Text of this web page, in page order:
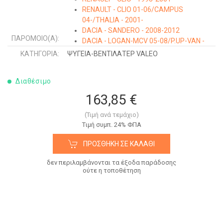
ΠΑΡΌΜΟΙΟ(Α):
RENAULT - CLIO 01-06/CAMPUS
04-/THALIA - 2001-
DACIA - SANDERO - 2008-2012
DACIA - LOGAN-MCV 05-08/P.UP-VAN -
2009-2012
DACIA - LOGAN-MCV - 2008-2012
ΚΑΤΗΓΟΡΊΑ: ΨΥΓΕΙΑ-ΒΕΝΤΙΛΑΤΕΡ VALEO
Διαθέσιμο
163,85 €
(Τιμή ανά τεμάχιο)
Tιμή συμπ. 24% ΦΠΑ
ΠΡΟΣΘΉΚΗ ΣΕ ΚΑΛΆΘΙ
δεν περιλαμβάνονται τα έξοδα παράδοσης
ούτε η τοποθέτηση